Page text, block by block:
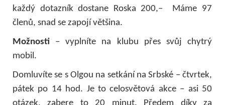
každý dotazník dostane Roska 200,– Máme 97
členů, snad se zapojí většina.
Možnosti – vyplníte na klubu přes svůj chytrý
mobil.
Domluvíte se s Olgou na setkání na Srbské – čtvrtek,
pátek po 14 hod. Je to celosvětová akce – asi 50